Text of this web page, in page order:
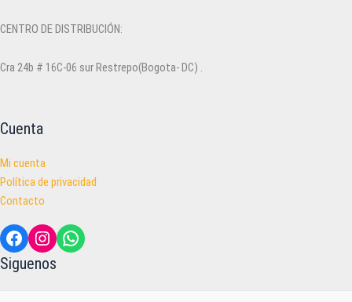
CENTRO DE DISTRIBUCIÓN:
Cra 24b # 16C-06 sur Restrepo(Bogota- DC) .
Cuenta
Mi cuenta
Política de privacidad
Contacto
Facebook
Instagram
WhatsApp
Siguenos